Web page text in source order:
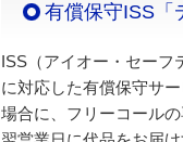
有償保守ISS「
ISS（アイオー・セーフ
に対応した有償保守サ
場合に、フリーコール